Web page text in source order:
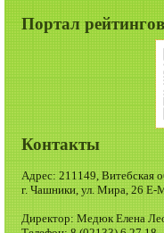
Портал
Контакты
Адрес: 211149, Витебская
г. Чашники, ул. Мира, 26
Директор: Медюк Елена